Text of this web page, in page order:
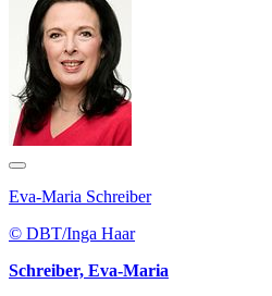
Eva-Maria Schreiber
© DBT/Inga Haar
Schreiber, Eva-Maria